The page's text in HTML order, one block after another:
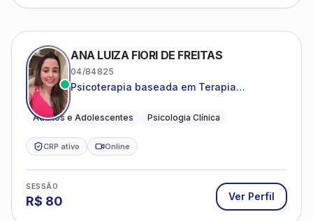
ANA LUIZA FIORI DE FREITAS
04/84825
Psicoterapia baseada em Terapia
Adultos e Adolescentes Psicologia Clínica
CRP ativo Online
SESSÃO
R$ 80 Ver Perfil